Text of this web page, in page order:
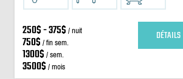
250$ - 375$ / nuit
750$ / fin sem.
1300$ / sem.
3500$ / mois
DÉTAILS